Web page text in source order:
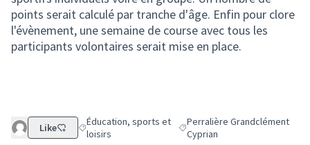
points serait calculé par tranche d'âge. Enfin pour clore
l'évènement, une semaine de course avec tous les
participants volontaires serait mise en place.
Like Filtrer les résultats de la catégorie : Éducation, sports
Éducation, sports et
loisirs
Filtrer les résultats pour le
Perralière Grandclément
Cyprian